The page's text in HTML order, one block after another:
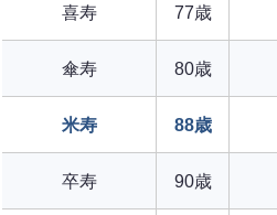
喜寿 77歳
傘寿 80歳
米寿 88歳
卒寿 90歳